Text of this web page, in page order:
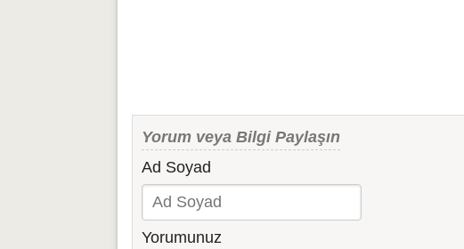
Yorum veya Bilgi Paylaşın
Ad Soyad
Yorumunuz